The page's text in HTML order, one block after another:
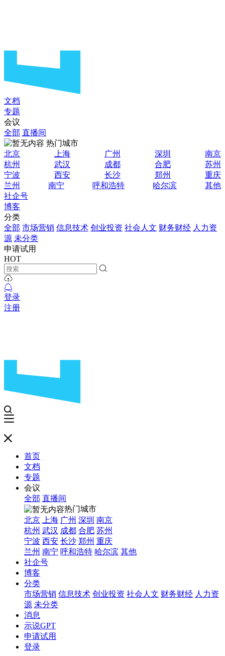
文档
专题
会议
全部 直播间
热门城市
北京
上海 广州 深圳
南京
杭州
武汉 成都 合肥
苏州
宁波
西安 长沙 郑州
重庆
兰州
南宁 呼和浩特 哈尔滨
其他
社企号
博客
分类
全部 市场营销 信息技术 创业投资 社会人文 财务财经 人力资
源 未分类
申请试用
HOT
登录
注册
首页
文档
专题
会议
全部 直播间
热门城市
北京
上海 广州 深圳 南京
杭州 武汉 成都 合肥 苏州
宁波 西安 长沙 郑州 重庆
兰州 南宁 呼和浩特 哈尔滨 其他
社企号
博客
分类
市场营销 信息技术 创业投资 社会人文 财务财经 人力资
源 未分类
消息
示说GPT
申请试用
登录